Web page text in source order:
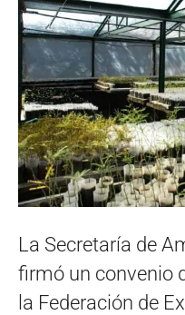
La Secretaría de
firmó un convenio
la Federación de